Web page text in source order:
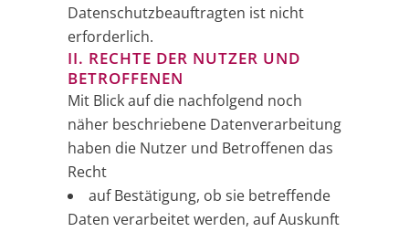
Datenschutzbeauftragten ist nicht
erforderlich.
II. RECHTE DER NUTZER UND
BETROFFENEN
Mit Blick auf die nachfolgend noch
näher beschriebene Datenverarbeitung
haben die Nutzer und Betroffenen das
Recht
auf Bestätigung, ob sie betreffende
Daten verarbeitet werden, auf Auskunft